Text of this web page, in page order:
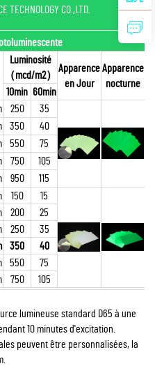
TECHNOLOGY CO.,LTD.
Luminosité
（mcd/m2）
Apparence
en Jour
Apparence
nocturne
10min 60min
250
35
350
40
550
75
750
105
950 115
150
15
200
25
250
35
350
40
550
75
750
105
lumineuse standard D65 à une
10 minutes d'excitation.
peuvent être personnalisées, la